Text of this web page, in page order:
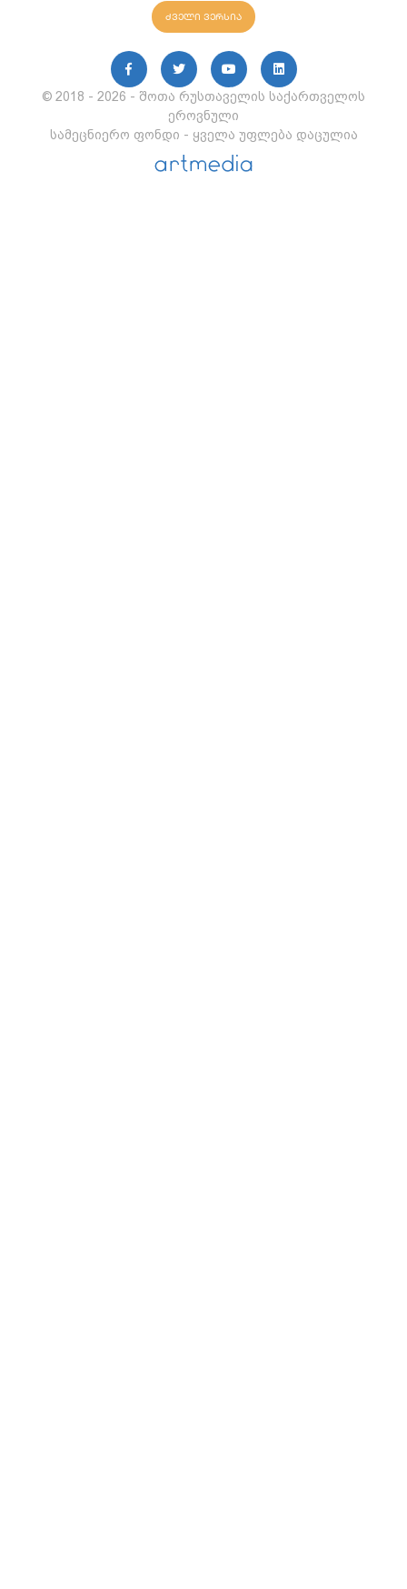
© 2018 - 2026 - შოთა რუსთაველის საქართველოს
ეროვნული
სამეცნიერო ფონდი - ყველა უფლება დაცულია
ძველი ვერსია